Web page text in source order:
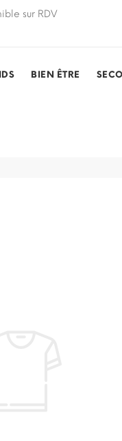
sur RDV
BIEN ÊTRE